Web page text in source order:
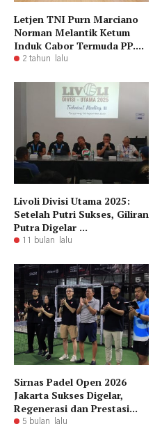
Letjen TNI Purn Marciano
Norman Melantik Ketum
Induk Cabor Termuda PP....
2 tahun lalu
Livoli Divisi Utama 2025:
Setelah Putri Sukses, Giliran
Putra Digelar ...
11 bulan lalu
Sirnas Padel Open 2026
Jakarta Sukses Digelar,
Regenerasi dan Prestasi...
5 bulan lalu